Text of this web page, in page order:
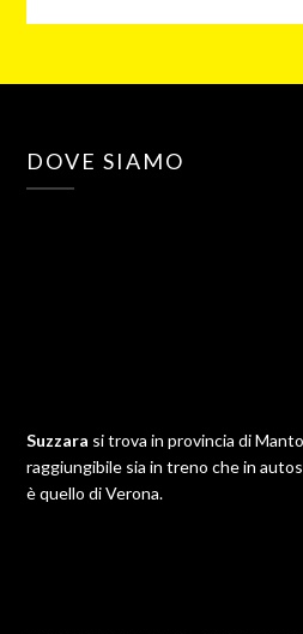
DOVE SIAMO
Suzzara si trova in provincia di
raggiungibile sia in treno che in
è quello di Verona.